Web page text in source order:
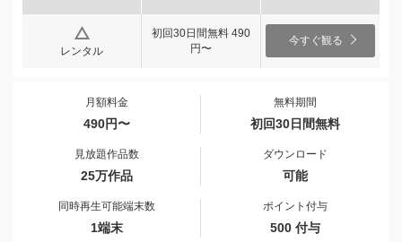
レンタル
初回30日間無料 490
円〜
今すぐ観る
月額料金
490円〜
無料期間
初回30日間無料
見放題作品数
25万作品
ダウンロード
可能
同時再生可能端末数
1端末
ポイント付与
500 付与